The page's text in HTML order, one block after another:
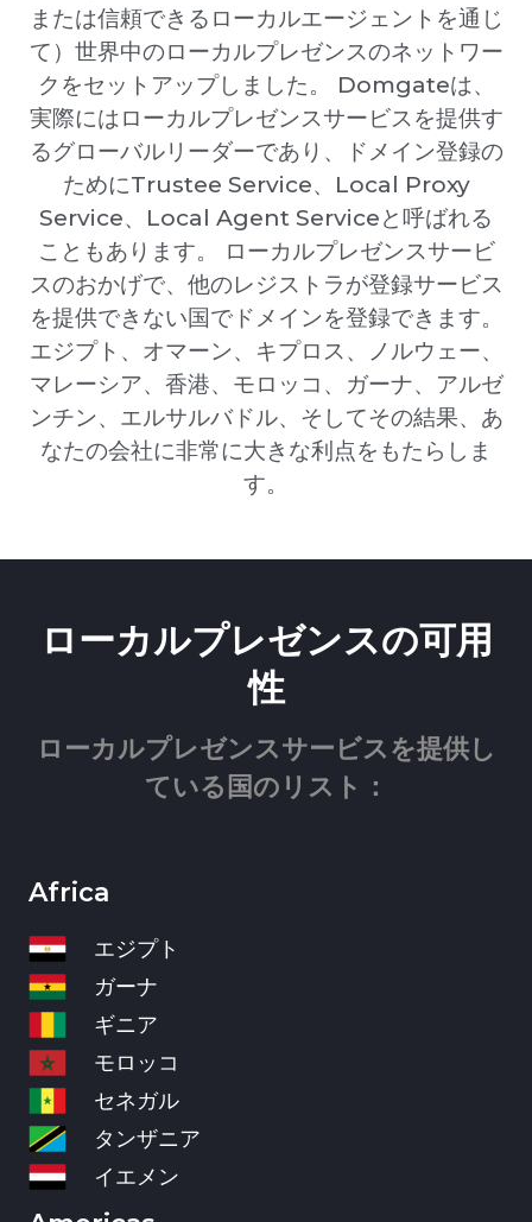
または信頼できるローカルエージェントを通じ
て）世界中のローカルプレゼンスのネットワー
クをセットアップしました。 Domgateは、
実際にはローカルプレゼンスサービスを提供す
るグローバルリーダーであり、ドメイン登録の
ためにTrustee Service、Local Proxy
Service、Local Agent Serviceと呼ばれる
こともあります。 ローカルプレゼンスサービ
スのおかげで、他のレジストラが登録サービス
を提供できない国でドメインを登録できます。
エジプト、オマーン、キプロス、ノルウェー、
マレーシア、香港、モロッコ、ガーナ、アルゼ
ンチン、エルサルバドル、そしてその結果、あ
なたの会社に非常に大きな利点をもたらしま
す。
ローカルプレゼンスの可用
性
ローカルプレゼンスサービスを提供し
ている国のリスト：
Africa
エジプト
ガーナ
ギニア
モロッコ
セネガル
タンザニア
イエメン